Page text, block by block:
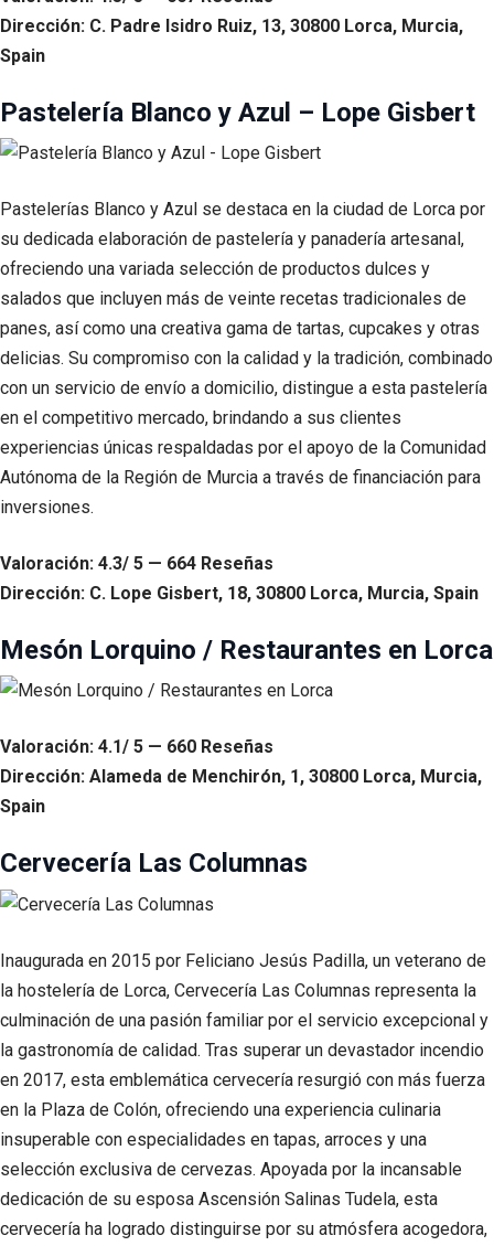
Dirección: C. Padre Isidro Ruiz, 13, 30800 Lorca, Murcia,
Spain
Pastelería Blanco y Azul – Lope Gisbert
Pastelerías Blanco y Azul se destaca en la ciudad de Lorca por
su dedicada elaboración de pastelería y panadería artesanal,
ofreciendo una variada selección de productos dulces y
salados que incluyen más de veinte recetas tradicionales de
panes, así como una creativa gama de tartas, cupcakes y otras
delicias. Su compromiso con la calidad y la tradición, combinado
con un servicio de envío a domicilio, distingue a esta pastelería
en el competitivo mercado, brindando a sus clientes
experiencias únicas respaldadas por el apoyo de la Comunidad
Autónoma de la Región de Murcia a través de financiación para
inversiones.
Valoración: 4.3/ 5 — 664 Reseñas
Dirección: C. Lope Gisbert, 18, 30800 Lorca, Murcia, Spain
Mesón Lorquino / Restaurantes en Lorca
Valoración: 4.1/ 5 — 660 Reseñas
Dirección: Alameda de Menchirón, 1, 30800 Lorca, Murcia,
Spain
Cervecería Las Columnas
Inaugurada en 2015 por Feliciano Jesús Padilla, un veterano de
la hostelería de Lorca, Cervecería Las Columnas representa la
culminación de una pasión familiar por el servicio excepcional y
la gastronomía de calidad. Tras superar un devastador incendio
en 2017, esta emblemática cervecería resurgió con más fuerza
en la Plaza de Colón, ofreciendo una experiencia culinaria
insuperable con especialidades en tapas, arroces y una
selección exclusiva de cervezas. Apoyada por la incansable
dedicación de su esposa Ascensión Salinas Tudela, esta
cervecería ha logrado distinguirse por su atmósfera acogedora,